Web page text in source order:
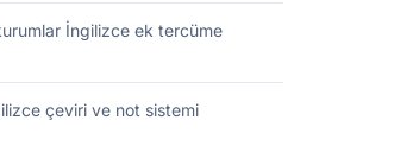
İngilizce ek tercüme
çeviri ve not sistemi